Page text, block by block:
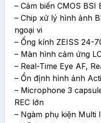
– Cảm biến CMOS BSI
– Chip xử lý hình ảnh
ngoại vi
– Ống kính ZEISS 24-
– Màn hình cảm ứng
– Real-Time Eye AF,
– Ổn định hình ảnh
– Microphone 3
REC lớn
– Ngàm phụ kiện Multi